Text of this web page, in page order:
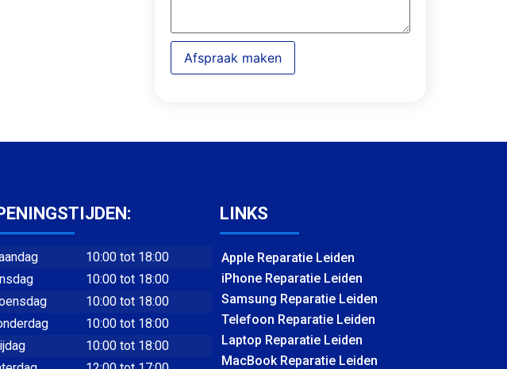
Afspraak maken
10:00 tot 18:00
10:00 tot 18:00
10:00 tot 18:00
10:00 tot 18:00
10:00 tot 18:00
LINKS
Apple Reparatie Leiden
iPhone Reparatie Leiden
Samsung Reparatie Leiden
Telefoon Reparatie Leiden
Laptop Reparatie Leiden
MacBook Reparatie Leiden